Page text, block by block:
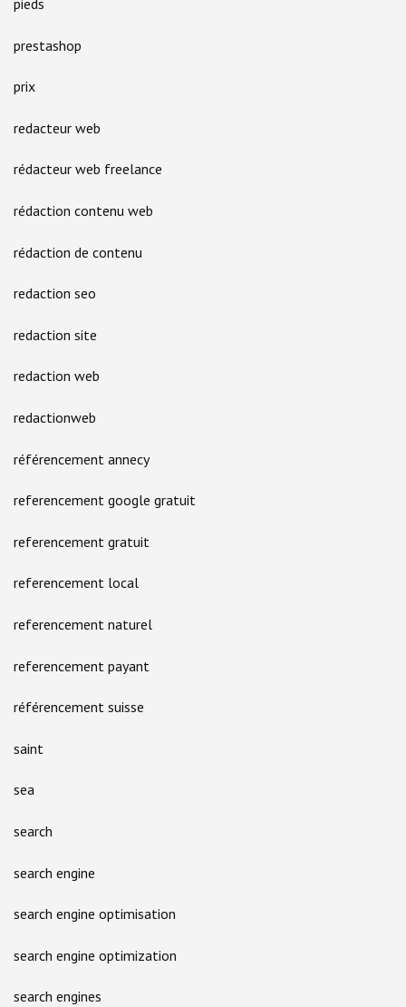
pieds
prestashop
prix
redacteur web
rédacteur web freelance
rédaction contenu web
rédaction de contenu
redaction seo
redaction site
redaction web
redactionweb
référencement annecy
referencement google gratuit
referencement gratuit
referencement local
referencement naturel
referencement payant
référencement suisse
saint
sea
search
search engine
search engine optimisation
search engine optimization
search engines